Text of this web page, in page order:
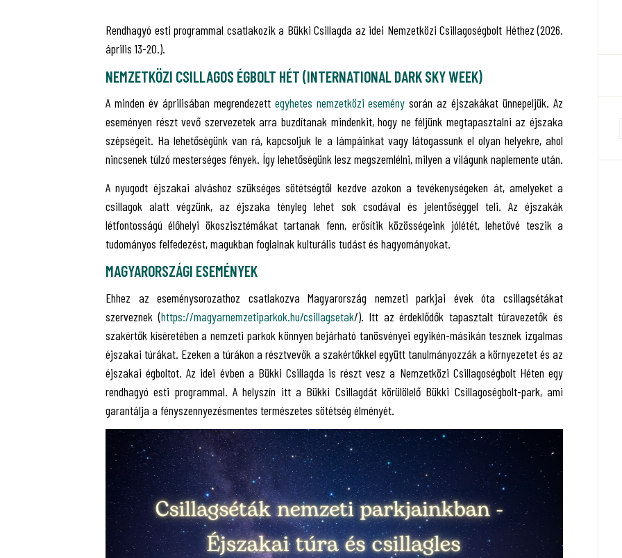
Rendhagyó esti programmal csatlakozik a Bükki Csillagda az idei Nemzetközi Csillagoségbolt Héthez (2026.
április 13-20.).
NEMZETKÖZI CSILLAGOS ÉGBOLT HÉT (INTERNATIONAL DARK SKY WEEK)
A minden év áprilisában megrendezett egyhetes nemzetközi esemény során az éjszakákat ünnepeljük. Az
eseményen részt vevő szervezetek arra buzdítanak mindenkit, hogy ne féljünk megtapasztalni az éjszaka
szépségeit. Ha lehetőségünk van rá, kapcsoljuk le a lámpáinkat vagy látogassunk el olyan helyekre, ahol
nincsenek túlzó mesterséges fények. Így lehetőségünk lesz megszemlélni, milyen a világunk naplemente után.
A nyugodt éjszakai alváshoz szükséges sötétségtől kezdve azokon a tevékenységeken át, amelyeket a
csillagok alatt végzünk, az éjszaka tényleg lehet sok csodával és jelentőséggel teli. Az éjszakák
létfontosságú élőhelyi ökoszisztémákat tartanak fenn, erősítik közösségeink jólétét, lehetővé teszik a
tudományos felfedezést, magukban foglalnak kulturális tudást és hagyományokat.
MAGYARORSZÁGI ESEMÉNYEK
Ehhez az eseménysorozathoz csatlakozva Magyarország nemzeti parkjai évek óta csillagsétákat
szerveznek (https://magyarnemzetiparkok.hu/csillagsetak/). Itt az érdeklődők tapasztalt túravezetők és
szakértők kíséretében a nemzeti parkok könnyen bejárható tanösvényei egyikén-másikán tesznek izgalmas
éjszakai túrákat. Ezeken a túrákon a résztvevők a szakértőkkel együtt tanulmányozzák a környezetet és az
éjszakai égboltot. Az idei évben a Bükki Csillagda is részt vesz a Nemzetközi Csillagoségbolt Héten egy
rendhagyó esti programmal. A helyszín itt a Bükki Csillagdát körülölelő Bükki Csillagoségbolt-park, ami
garantálja a fényszennyezésmentes természetes sötétség élményét.